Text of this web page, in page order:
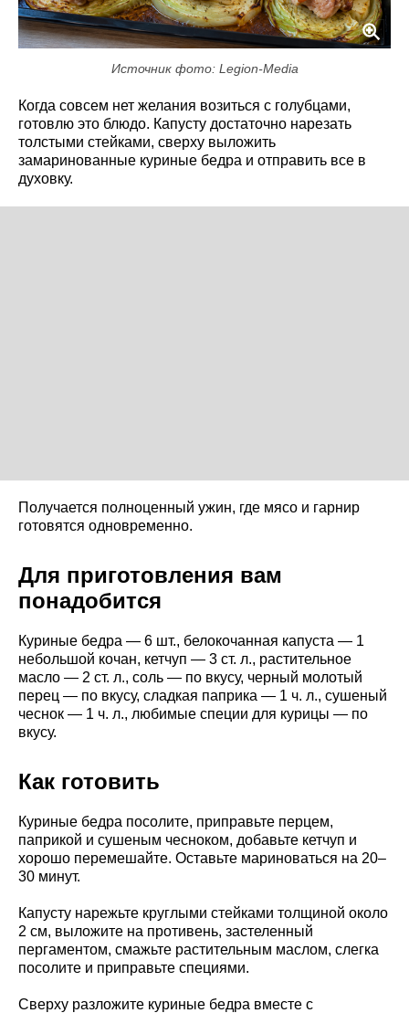
Источник фото: Legion-Media
Когда совсем нет желания возиться с голубцами,
готовлю это блюдо. Капусту достаточно нарезать
толстыми стейками, сверху выложить
замаринованные куриные бедра и отправить все в
духовку.
Получается полноценный ужин, где мясо и гарнир
готовятся одновременно.
Для приготовления вам
понадобится
Куриные бедра — 6 шт., белокочанная капуста — 1
небольшой кочан, кетчуп — 3 ст. л., растительное
масло — 2 ст. л., соль — по вкусу, черный молотый
перец — по вкусу, сладкая паприка — 1 ч. л., сушеный
чеснок — 1 ч. л., любимые специи для курицы — по
вкусу.
Как готовить
Куриные бедра посолите, приправьте перцем,
паприкой и сушеным чесноком, добавьте кетчуп и
хорошо перемешайте. Оставьте мариноваться на 20–
30 минут.
Капусту нарежьте круглыми стейками толщиной около
2 см, выложите на противень, застеленный
пергаментом, смажьте растительным маслом, слегка
посолите и приправьте специями.
Сверху разложите куриные бедра вместе с